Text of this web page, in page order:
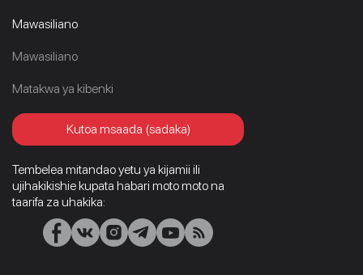
Mawasiliano
Mawasiliano
Matakwa ya kibenki
Kutoa msaada (sadaka)
Tembelea mitandao yetu ya kijamii ili
ujihakikishie kupata habari moto moto na
taarifa za uhakika: